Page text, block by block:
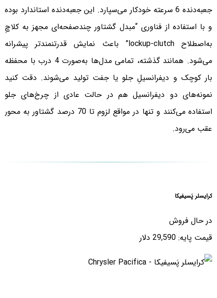
جعبه‌دنده 6 سرعته خودکار می‌سپارد. این جعبه‌دنده استاندارد بوده
و با استفاده از فناوری “مبدل گشتاور چندصفحه‌ای مجهز به کلاچِ
به‌اصطلاح lockup-clutch” باعث نمایش قدرتنمندتر پیشرانه
می‌شود. همانند گذشته، تمامی مدل‌ها به‌صورت 4 درب با محفظه
بار کوچک و دیفرانسیلِ جلو یا جفت تولید می‌شوند. دقت کنید
نمونه‌های دو دیفرانسیل هم در حالت عادی از چرخ‌های جلو
استفاده می‌کنند و تنها در مواقع لزوم تا 70 درصد گشتاور به محور
عقب می‌رود.
کرایسلر پَسیفیکا
در حال فروش
قیمت پایه: 29,590 دلار